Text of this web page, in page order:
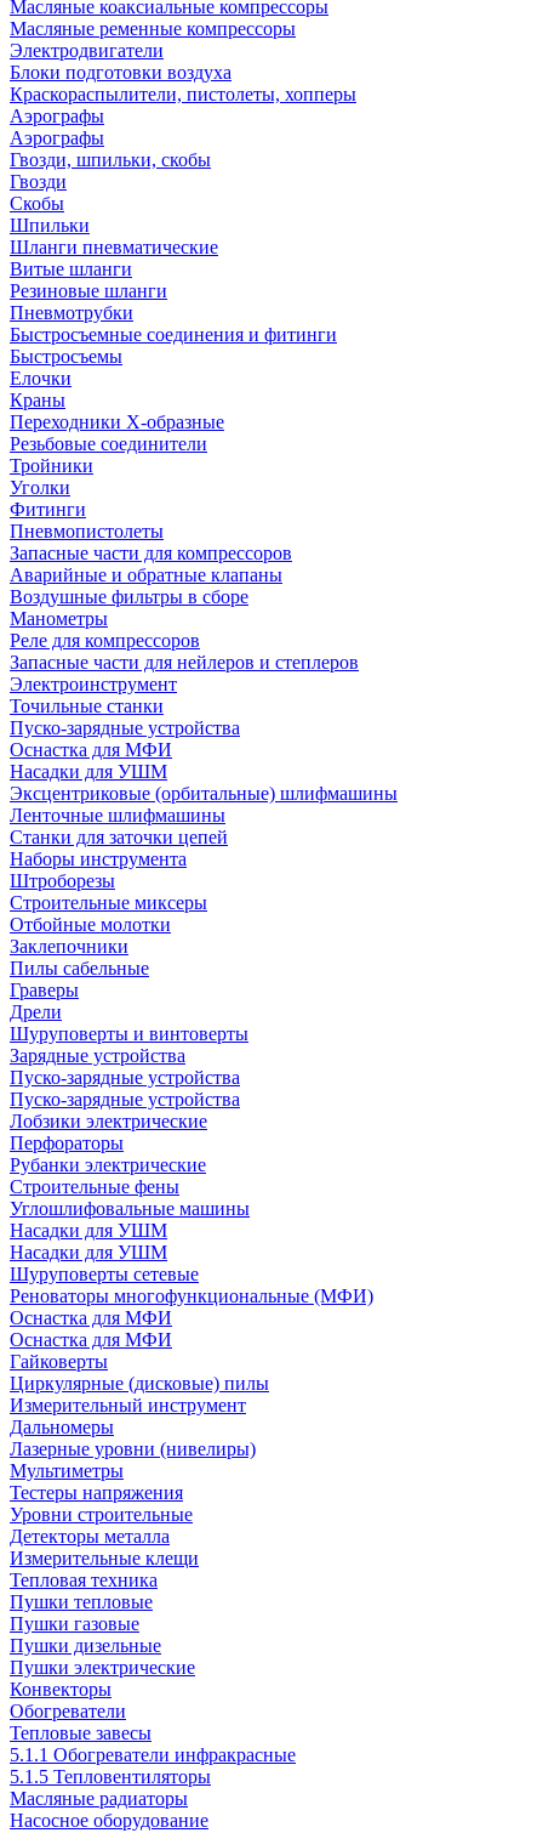
Масляные коаксиальные компрессоры
Масляные ременные компрессоры
Электродвигатели
Блоки подготовки воздуха
Краскораспылители, пистолеты, хопперы
Аэрографы
Аэрографы
Гвозди, шпильки, скобы
Гвозди
Скобы
Шпильки
Шланги пневматические
Витые шланги
Резиновые шланги
Пневмотрубки
Быстросъемные соединения и фитинги
Быстросъемы
Елочки
Краны
Переходники Х-образные
Резьбовые соединители
Тройники
Уголки
Фитинги
Пневмопистолеты
Запасные части для компрессоров
Аварийные и обратные клапаны
Воздушные фильтры в сборе
Манометры
Реле для компрессоров
Запасные части для нейлеров и степлеров
Электроинструмент
Точильные станки
Пуско-зарядные устройства
Оснастка для МФИ
Насадки для УШМ
Эксцентриковые (орбитальные) шлифмашины
Ленточные шлифмашины
Станки для заточки цепей
Наборы инструмента
Штроборезы
Строительные миксеры
Отбойные молотки
Заклепочники
Пилы сабельные
Граверы
Дрели
Шуруповерты и винтоверты
Зарядные устройства
Пуско-зарядные устройства
Пуско-зарядные устройства
Лобзики электрические
Перфораторы
Рубанки электрические
Строительные фены
Углошлифовальные машины
Насадки для УШМ
Насадки для УШМ
Шуруповерты сетевые
Реноваторы многофункциональные (МФИ)
Оснастка для МФИ
Оснастка для МФИ
Гайковерты
Циркулярные (дисковые) пилы
Измерительный инструмент
Дальномеры
Лазерные уровни (нивелиры)
Мультиметры
Тестеры напряжения
Уровни строительные
Детекторы металла
Измерительные клещи
Тепловая техника
Пушки тепловые
Пушки газовые
Пушки дизельные
Пушки электрические
Конвекторы
Обогреватели
Тепловые завесы
5.1.1 Обогреватели инфракрасные
5.1.5 Тепловентиляторы
Масляные радиаторы
Насосное оборудование